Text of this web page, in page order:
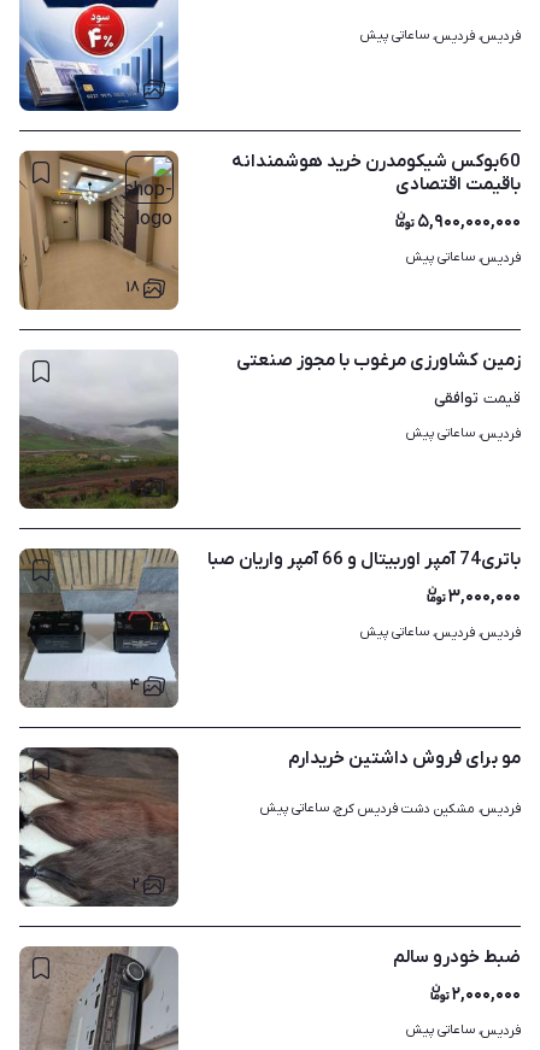
۱
فردیس، فردیس، ساعاتی پیش
۱۸
60بوکس شیکومدرن خرید هوشمندانه
باقیمت اقتصادی
۵,۹۰۰,۰۰۰,۰۰۰
فردیس، ساعاتی پیش
۴
زمین کشاورزی مرغوب با مجوز صنعتی
قیمت توافقی
فردیس، ساعاتی پیش
۴
باتری74 آمپر اوربیتال و 66 آمپر واریان صبا
۳,۰۰۰,۰۰۰
فردیس، فردیس، ساعاتی پیش
۲
مو برای فروش داشتین خریدارم
فردیس، مشکین دشت فردیس کرج، ساعاتی پیش
ضبط خودرو سالم
۲,۰۰۰,۰۰۰
فردیس، ساعاتی پیش